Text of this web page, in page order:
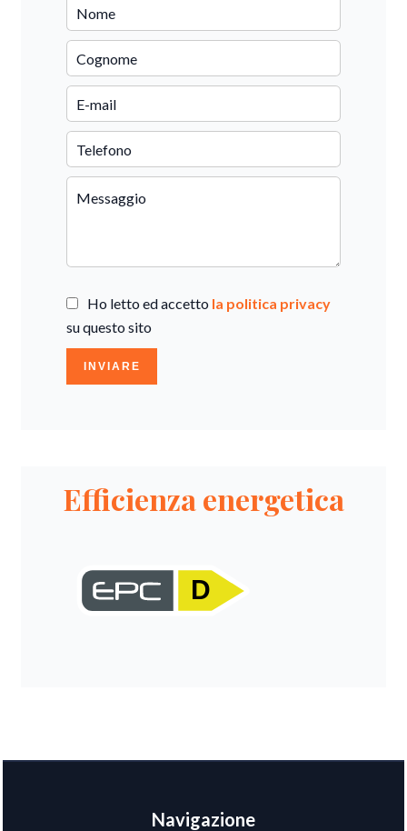
Ho letto ed accetto la politica privacy
su questo sito
INVIARE
Efficienza energetica
D
Navigazione